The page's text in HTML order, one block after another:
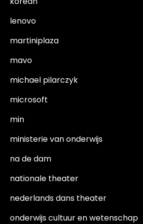
lenovo
martiniplaza
mavo
michael pilarczyk
microsoft
min
ministerie van onderwijs
na de dam
nationale theater
nederlands dans theater
onderwijs cultuur en wetenschap